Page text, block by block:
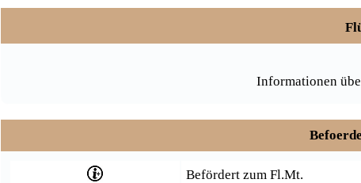
Informationen
Befördert zum Fl.Mt.